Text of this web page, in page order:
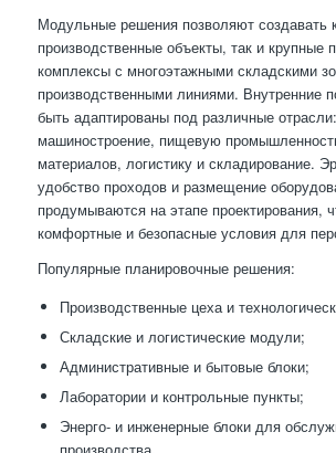
Модульные решения позволяют создавать
производственные объекты, так и
комплексы с многоэтажными складскими
производственными линиями. Внутренние
быть адаптированы под различные отрасли:
машиностроение, пищевую
материалов, логистику и складирование.
удобство проходов и размещение
продумываются на этапе проектирования,
комфортные и безопасные условия для
Популярные планировочные решения:
Производственные цеха и
Складские и логистические модули;
Административные и бытовые блоки;
Лаборатории и контрольные пункты;
Энерго- и инженерные блоки для